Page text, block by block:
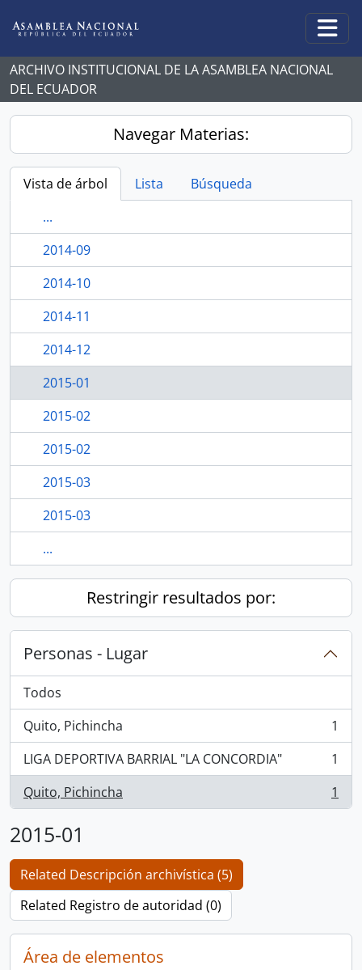
ARCHIVO INSTITUCIONAL DE LA ASAMBLEA NACIONAL
DEL ECUADOR
Navegar Materias:
Vista de árbol Lista
Búsqueda
...
2014-09
2014-10
2014-11
2014-12
2015-01
2015-02
2015-02
2015-03
2015-03
...
Restringir resultados por:
Personas - Lugar
Todos
Quito, Pichincha
, 1 resultados
1
LIGA DEPORTIVA BARRIAL "LA CONCORDIA"
, 1 resultados
1
Quito, Pichincha
, 1 resultados 1
2015-01
Related Descripción archivística (5)
Related Registro de autoridad (0)
Área de elementos